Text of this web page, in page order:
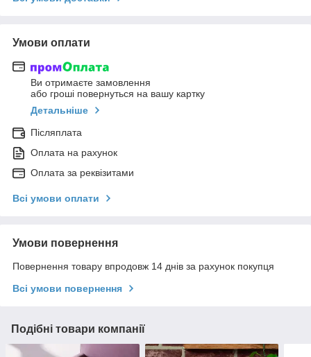
Умови оплати
Ви отримаєте замовлення
або гроші повернуться на вашу картку
Детальніше
Післяплата
Оплата на рахунок
Оплата за реквізитами
Всі умови оплати
Умови повернення
Повернення товару впродовж 14 днів за рахунок покупця
Всі умови повернення
Подібні товари компанії